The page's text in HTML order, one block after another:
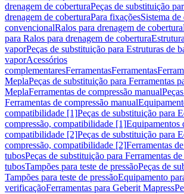
drenagem de coberturaPeças de substituição
drenagem de coberturaPara fixaçõesSistema
convencionalRalos para drenagem de cobertura
para Ralos para drenagem de cobertura
vaporPeças de substituição para Estruturas de
vaporAcessórios
complementaresFerramentasFerramentas
MeplaPeças de substituição para Ferramentas
MeplaFerramentas de compressão manual
Ferramentas de compressão manual
compatibilidade [1]Peças de substituição para
compressão, compatibilidade [1]Equipamentos
compatibilidade [2]Peças de substituição para
compressão, compatibilidade [2]Ferramentas
tubosPeças de substituição para Ferramentas
tubosTampões para teste de pressãoPeças de
Tampões para teste de pressãoEquipamento
verificaçãoFerramentas para Geberit Mapress